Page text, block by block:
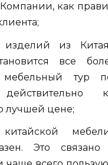
как
изделий из
все
мебельный тур
лучшей цене;
Это